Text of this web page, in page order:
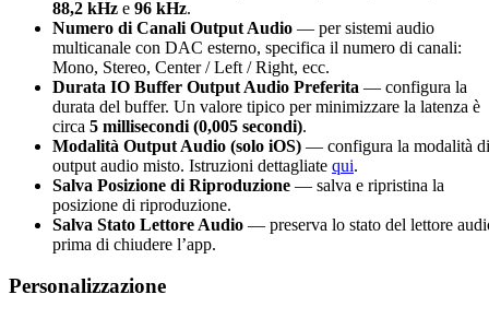
88,2 kHz e 96 kHz.
Numero di Canali Output Audio — per sistemi audio
multicanale con DAC esterno, specifica il numero di canali:
Mono, Stereo, Center / Left / Right, ecc.
Durata IO Buffer Output Audio Preferita — configura la
durata del buffer. Un valore tipico per minimizzare la latenza è
circa 5 millisecondi (0,005 secondi).
Modalità Output Audio (solo iOS) — configura la modalità di
output audio misto. Istruzioni dettagliate qui.
Salva Posizione di Riproduzione — salva e ripristina la
posizione di riproduzione.
Salva Stato Lettore Audio — preserva lo stato del lettore
prima di chiudere l’app.
Personalizzazione